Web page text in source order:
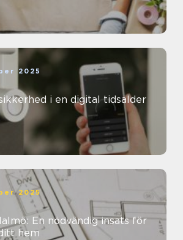
2025
i en digital tidsalder
2025
En nödvändig insats för
hem